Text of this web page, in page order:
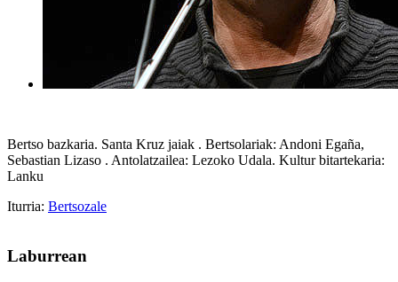
Bertso bazkaria. Santa Kruz jaiak . Bertsolariak: Andoni Egaña,
Sebastian Lizaso . Antolatzailea: Lezoko Udala. Kultur bitartekaria:
Lanku
Iturria: Bertsozale
Laburrean